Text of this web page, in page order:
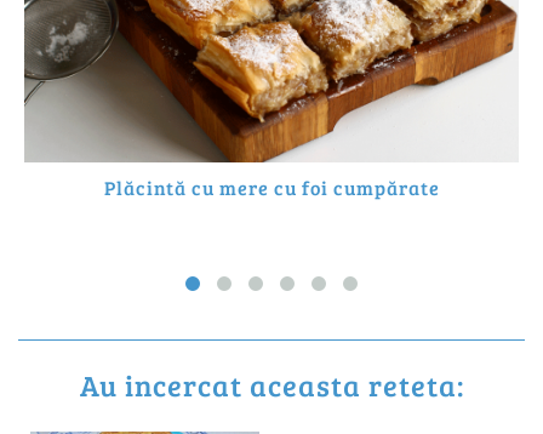
Plăcintă cu mere cu foi cumpărate
Au incercat aceasta reteta: